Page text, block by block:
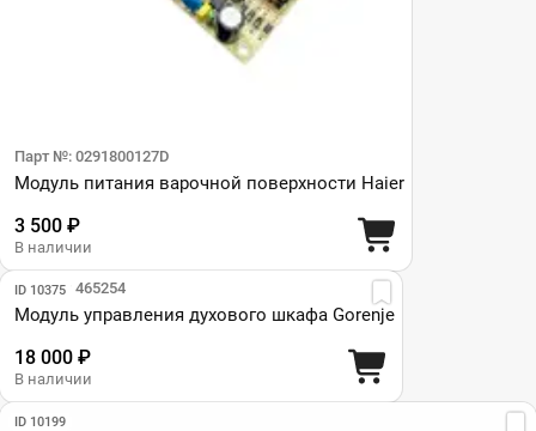
Парт №: 0291800127D
Модуль питания варочной поверхности Haier
3 500 ₽
В наличии
ID 10375
Парт №: 465254
Модуль управления духового шкафа Gorenje
18 000 ₽
В наличии
ID 10199